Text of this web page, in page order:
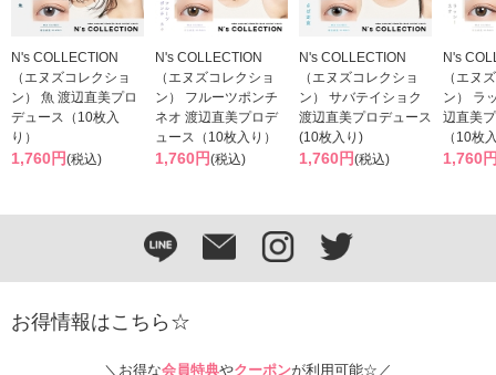
N's COLLECTION
（エヌズコレクショ
ン） 魚 渡辺直美プロ
デュース（10枚入
り）
1,760円(税込)
N's COLLECTION
（エヌズコレクショ
ン） フルーツポンチ
ネオ 渡辺直美プロデ
ュース（10枚入り）
1,760円(税込)
N's COLLECTION
（エヌズコレクショ
ン） サバテイショク
渡辺直美プロデュース
(10枚入り)
1,760円(税込)
N's
（エヌ
ン） ラ
辺直美
（10枚
1,760
お得情報はこちら☆
＼お得な会員特典やクーポンが利用可能☆／